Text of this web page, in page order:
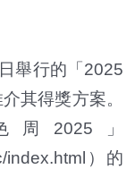
舉行的「2025
其得獎方案。
2025」
index.html）的